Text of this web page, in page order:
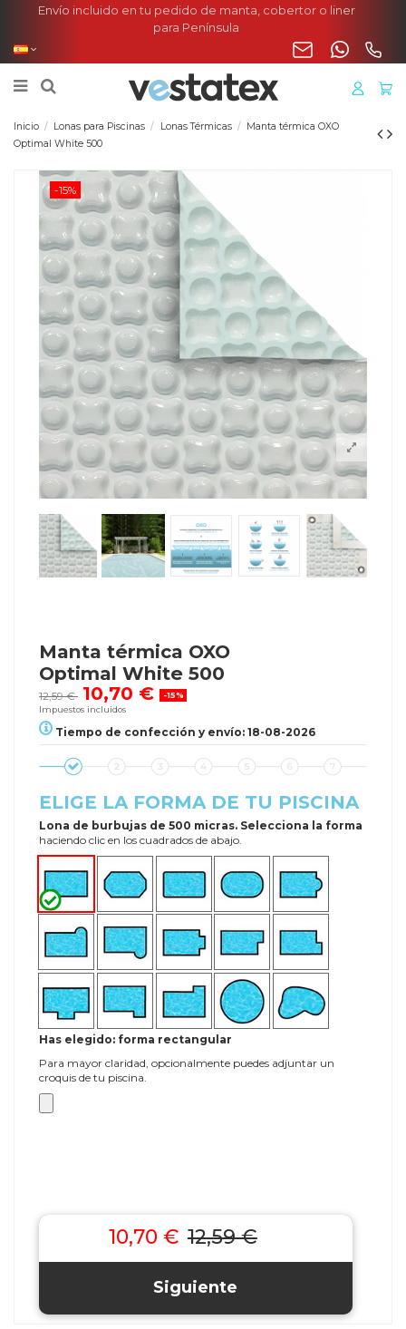
Envío incluido en tu pedido de manta, cobertor o liner
para Península
Inicio Lonas para Piscinas Lonas Térmicas
Manta térmica OXO
Optimal White 500
-15%
Manta térmica OXO
Optimal White 500
12,59 € 10,70 €
-15%
Impuestos incluidos
Tiempo de confección y envío: 18-08-2026
ELIGE LA FORMA DE TU PISCINA
Lona de burbujas de 500 micras. Selecciona la forma
haciendo clic en los cuadrados de abajo.
Has elegido: forma rectangular
Para mayor claridad, opcionalmente puedes adjuntar un
croquis de tu piscina.
10,70 € 12,59 €